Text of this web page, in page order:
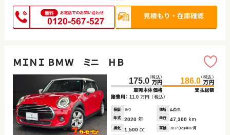
ＭＩＮＩ ＢＭＷ ミニ ＨＢ
175.0（税込）
万円
車両本体価格
186.0（税込）
万円
支払総額
諸費用： 11.0 万円 （税込）
保証 あり 住所
山梨県
年式
2020 年 走行 47,300 km
排気 1,500 cc 車検 2027(R9)年07月